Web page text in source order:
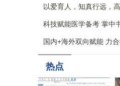
以爱育人，知真行远，
科技赋能医学备考 掌中
国内+海外双向赋能 力
热点